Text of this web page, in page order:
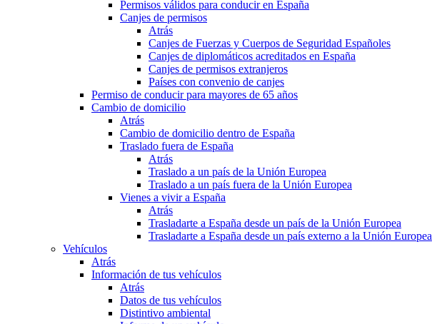
Permisos válidos para conducir en España
Canjes de permisos
Atrás
Canjes de Fuerzas y Cuerpos de Seguridad Españoles
Canjes de diplomáticos acreditados en España
Canjes de permisos extranjeros
Países con convenio de canjes
Permiso de conducir para mayores de 65 años
Cambio de domicilio
Atrás
Cambio de domicilio dentro de España
Traslado fuera de España
Atrás
Traslado a un país de la Unión Europea
Traslado a un país fuera de la Unión Europea
Vienes a vivir a España
Atrás
Trasladarte a España desde un país de la Unión Europea
Trasladarte a España desde un país externo a la Unión Europea
Vehículos
Atrás
Información de tus vehículos
Atrás
Datos de tus vehículos
Distintivo ambiental